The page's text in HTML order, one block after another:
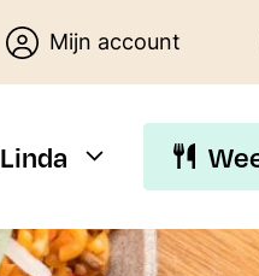
Mijn account
Linda